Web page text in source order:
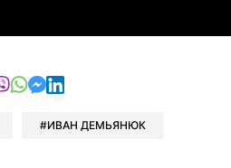
в Telegram
в Facebook
в X
отправить в Viber
отправить в Whatsapp
отправить в Messenger
отправить в LinkedIn
ИВАН ДЕМЬЯНЮК